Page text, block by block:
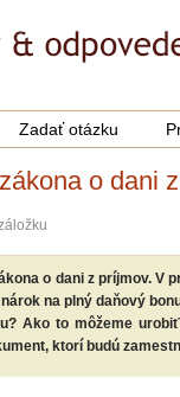
Zadať otázku
o dani
o dani z príjmov. V
na plný daňový
Ako to môžeme
ktorí budú